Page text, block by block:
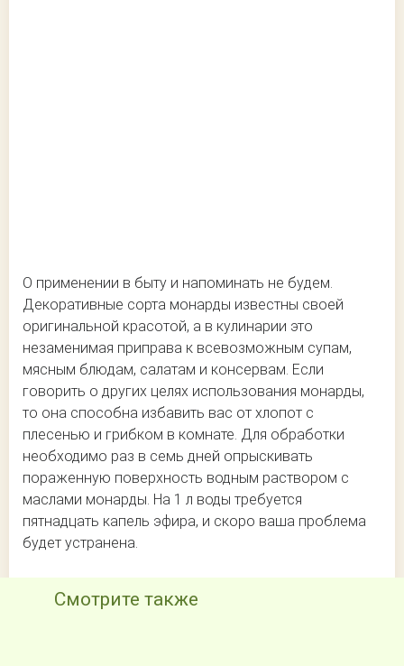
О применении в быту и напоминать не будем.
Декоративные сорта монарды известны своей
оригинальной красотой, а в кулинарии это
незаменимая приправа к всевозможным супам,
мясным блюдам, салатам и консервам. Если
говорить о других целях использования монарды,
то она способна избавить вас от хлопот с
плесенью и грибком в комнате. Для обработки
необходимо раз в семь дней опрыскивать
пораженную поверхность водным раствором с
маслами монарды. На 1 л воды требуется
пятнадцать капель эфира, и скоро ваша проблема
будет устранена.
Смотрите также